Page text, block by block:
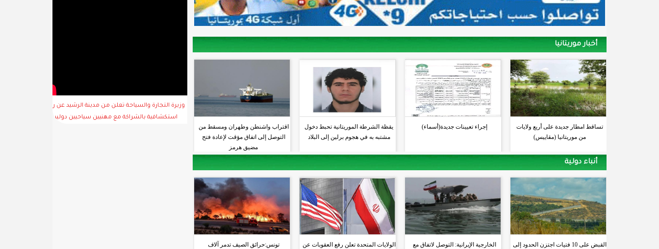
وزيرة التجارة والسياحة تعلن من مدينة الرشيد عن رحلة
استكشافية بالشراكة مع مهنيين سياحيين دوليين
أخبار موريتانيا
تساقط امطار جديدة على أربع ولايات
من موريتانيا (مقاييس)
إجراء تعيينات جديدة(أسماء)
يقظة الشرطة الموريتانية تحبط دخول
مشتبه به في هجوم برلين إلى البلاد
اقتراب واشنطن وطهران ومسقط من
التوصل إلى اتفاق مؤقت لإعادة فتح
مضيق هرمز
أنباء دولية
القبض على 10 فتيات اجتزن الحدود إلى
الخارجية الإيرانية: التوصل لاتفاق مع
الولايات المتحدة تعلن رفع العقوبات عن
تونس:حرائق الصيف تدمر آلاف